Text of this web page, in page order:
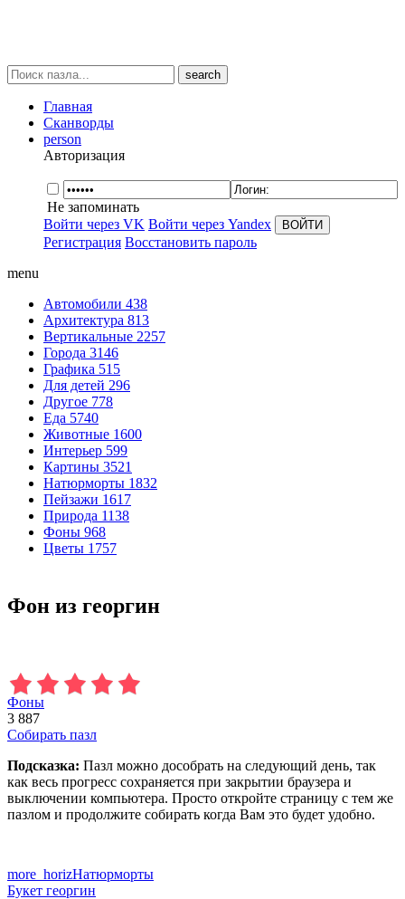
search
Главная
Сканворды
person
Авторизация
Не запоминать
Войти через VK Войти через Yandex
Регистрация Восстановить пароль
menu
Автомобили 438
Архитектура 813
Вертикальные 2257
Города 3146
Графика 515
Для детей 296
Другое 778
Еда 5740
Животные 1600
Интерьер 599
Картины 3521
Натюрморты 1832
Пейзажи 1617
Природа 1138
Фоны 968
Цветы 1757
Фон из георгин
Фоны
3 887
Собирать пазл
Подсказка: Пазл можно дособрать на следующий день, так
как весь прогресс сохраняется при закрытии браузера и
выключении компьютера. Просто откройте страницу с тем же
пазлом и продолжите собирать когда Вам это будет удобно.
more_horizНатюрморты
Букет георгин